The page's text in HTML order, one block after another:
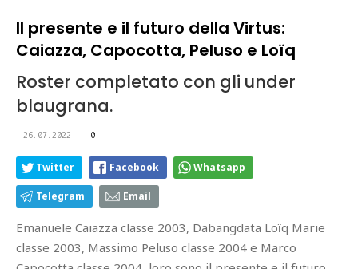
Il presente e il futuro della Virtus:
Caiazza, Capocotta, Peluso e Loïq
Roster completato con gli under
blaugrana.
26.07.2022 0
Twitter Facebook Whatsapp
Telegram Email
Emanuele Caiazza classe 2003, Dabangdata Loïq Marie
classe 2003, Massimo Peluso classe 2004 e Marco